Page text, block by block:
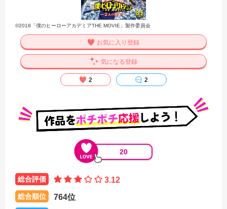
©2018「僕のヒーローアカデミアTHE MOVIE」製作委員会
お気に入り登録
気になる登録
2 2
20
総合評価 3.12
総合順位 764位